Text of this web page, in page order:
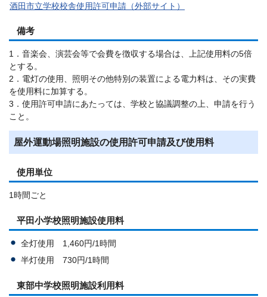
酒田市立学校校舎使用許可申請（外部サイト）
備考
1．音楽会、演芸会等で会費を徴収する場合は、上記使用料の5倍
とする。
2．電灯の使用、照明その他特別の装置による電力料は、その実費
を使用料に加算する。
3．使用許可申請にあたっては、学校と協議調整の上、申請を行う
こと。
屋外運動場照明施設の使用許可申請及び使用料
使用単位
1時間ごと
平田小学校照明施設使用料
全灯使用 1,460円/1時間
半灯使用 730円/1時間
東部中学校照明施設利用料